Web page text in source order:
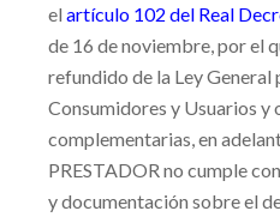
el artículo 102 del Real
de 16 de noviembre, por el
refundido de la Ley General
Consumidores y Usuarios y
complementarias, en
PRESTADOR no cumple
y documentación sobre el